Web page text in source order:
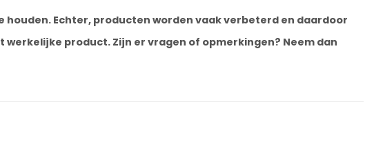
Echter, producten worden vaak verbeterd en daardoor
product. Zijn er vragen of opmerkingen? Neem dan